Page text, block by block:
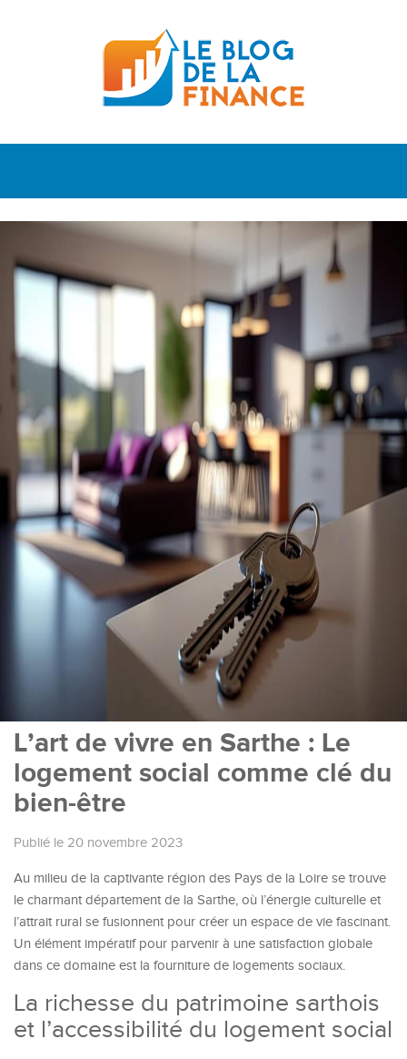
L’art de vivre en Sarthe : Le
logement social comme clé du
bien-être
Publié le 20 novembre 2023
Au milieu de la captivante région des Pays de la Loire se trouve
le charmant département de la Sarthe, où l’énergie culturelle et
l’attrait rural se fusionnent pour créer un espace de vie fascinant.
Un élément impératif pour parvenir à une satisfaction globale
dans ce domaine est la fourniture de logements sociaux.
La richesse du patrimoine sarthois
et l’accessibilité du logement social